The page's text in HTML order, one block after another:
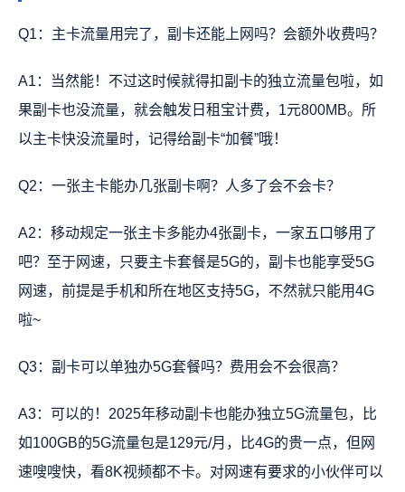
Q1：主卡流量用完了，副卡还能上网吗？会额外收费吗？
A1：当然能！不过这时候就得扣副卡的独立流量包啦，如
果副卡也没流量，就会触发日租宝计费，1元800MB。所
以主卡快没流量时，记得给副卡“加餐”哦！
Q2：一张主卡能办几张副卡啊？人多了会不会卡？
A2：移动规定一张主卡多能办4张副卡，一家五口够用了
吧？至于网速，只要主卡套餐是5G的，副卡也能享受5G
网速，前提是手机和所在地区支持5G，不然就只能用4G
啦~
Q3：副卡可以单独办5G套餐吗？费用会不会很高？
A3：可以的！2025年移动副卡也能办独立5G流量包，比
如100GB的5G流量包是129元/月，比4G的贵一点，但网
速嗖嗖快，看8K视频都不卡。对网速有要求的小伙伴可以